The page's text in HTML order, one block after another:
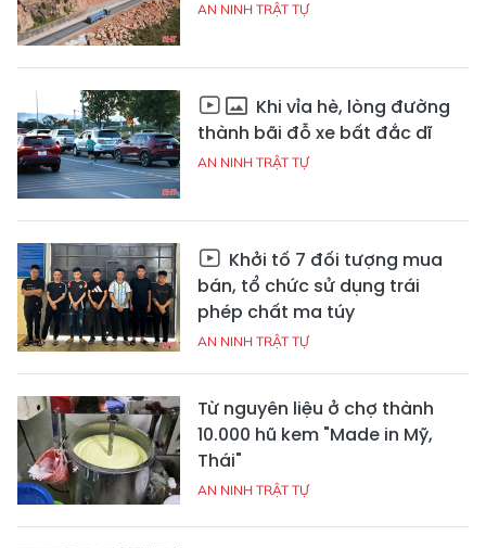
AN NINH TRẬT TỰ
Khi vỉa hè, lòng đường
thành bãi đỗ xe bất đắc dĩ
AN NINH TRẬT TỰ
Khởi tố 7 đối tượng mua
bán, tổ chức sử dụng trái
phép chất ma túy
AN NINH TRẬT TỰ
Từ nguyên liệu ở chợ thành
10.000 hũ kem "Made in Mỹ,
Thái"
AN NINH TRẬT TỰ